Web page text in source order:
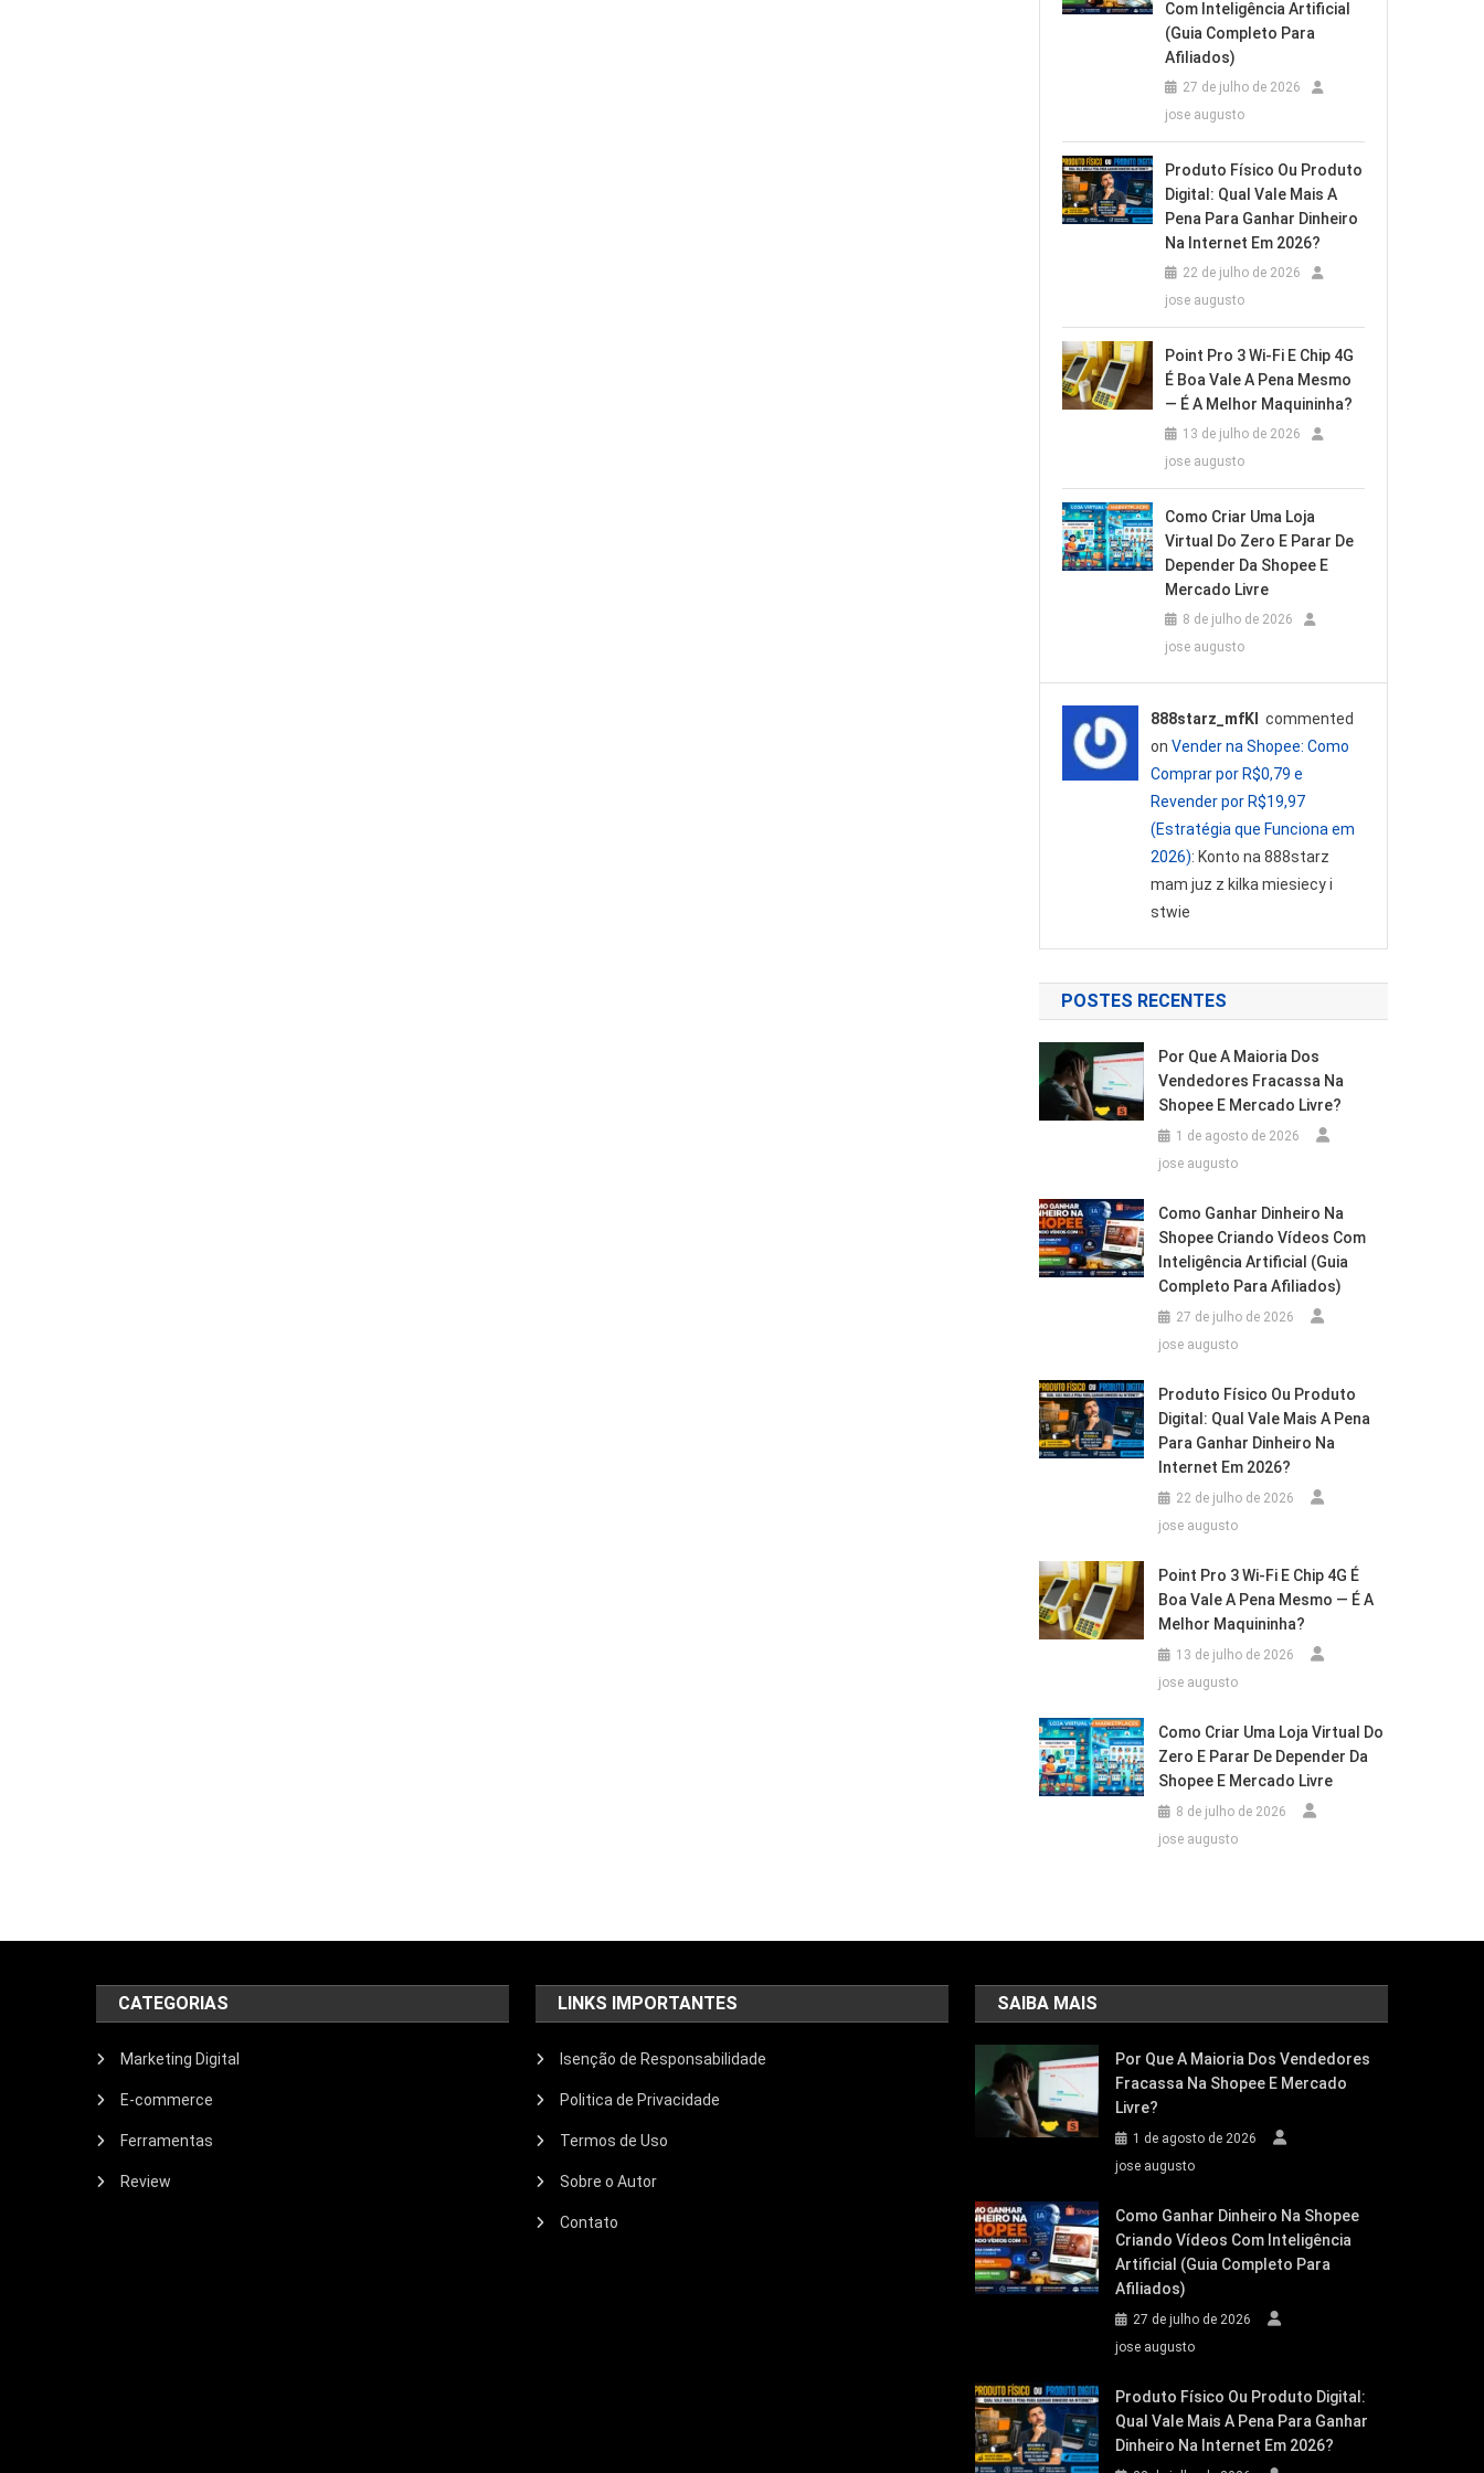
Com Inteligência Artificial
(Guia Completo Para
Afiliados)
27 de julho de 2026
jose augusto
Produto Físico Ou Produto
Digital: Qual Vale Mais A
Pena Para Ganhar Dinheiro
Na Internet Em 2026?
22 de julho de 2026
jose augusto
Point Pro 3 Wi‑Fi E Chip 4G
É Boa Vale A Pena Mesmo
— É A Melhor Maquininha?
13 de julho de 2026
jose augusto
Como Criar Uma Loja
Virtual Do Zero E Parar De
Depender Da Shopee E
Mercado Livre
8 de julho de 2026
jose augusto
888starz_mfKl
commented
on Vender na Shopee: Como
Comprar por R$0,79 e
Revender por R$19,97
(Estratégia que Funciona em
2026): Konto na 888starz
mam juz z kilka miesiecy i
stwie
POSTES RECENTES
Por Que A Maioria Dos
Vendedores Fracassa Na
Shopee E Mercado Livre?
1 de agosto de 2026
jose augusto
Como Ganhar Dinheiro Na
Shopee Criando Vídeos Com
Inteligência Artificial (Guia
Completo Para Afiliados)
27 de julho de 2026
jose augusto
Produto Físico Ou Produto
Digital: Qual Vale Mais A Pena
Para Ganhar Dinheiro Na
Internet Em 2026?
22 de julho de 2026
jose augusto
Point Pro 3 Wi‑Fi E Chip 4G É
Boa Vale A Pena Mesmo — É A
Melhor Maquininha?
13 de julho de 2026
jose augusto
Como Criar Uma Loja Virtual Do
Zero E Parar De Depender Da
Shopee E Mercado Livre
8 de julho de 2026
jose augusto
CATEGORIAS
Marketing Digital
E-commerce
Ferramentas
Review
LINKS IMPORTANTES
Isenção de Responsabilidade
Politica de Privacidade
Termos de Uso
Sobre o Autor
Contato
SAIBA MAIS
Por Que A Maioria Dos Vendedores
Fracassa Na Shopee E Mercado
Livre?
1 de agosto de 2026
jose augusto
Como Ganhar Dinheiro Na Shopee
Criando Vídeos Com Inteligência
Artificial (Guia Completo Para
Afiliados)
27 de julho de 2026
jose augusto
Produto Físico Ou Produto Digital:
Qual Vale Mais A Pena Para Ganhar
Dinheiro Na Internet Em 2026?